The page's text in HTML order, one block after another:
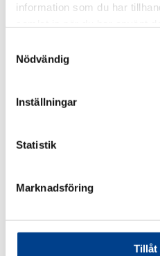
information som du har
Nödvändig
Inställningar
Statistik
Marknadsföring
Tillåt
2020
2022
2024